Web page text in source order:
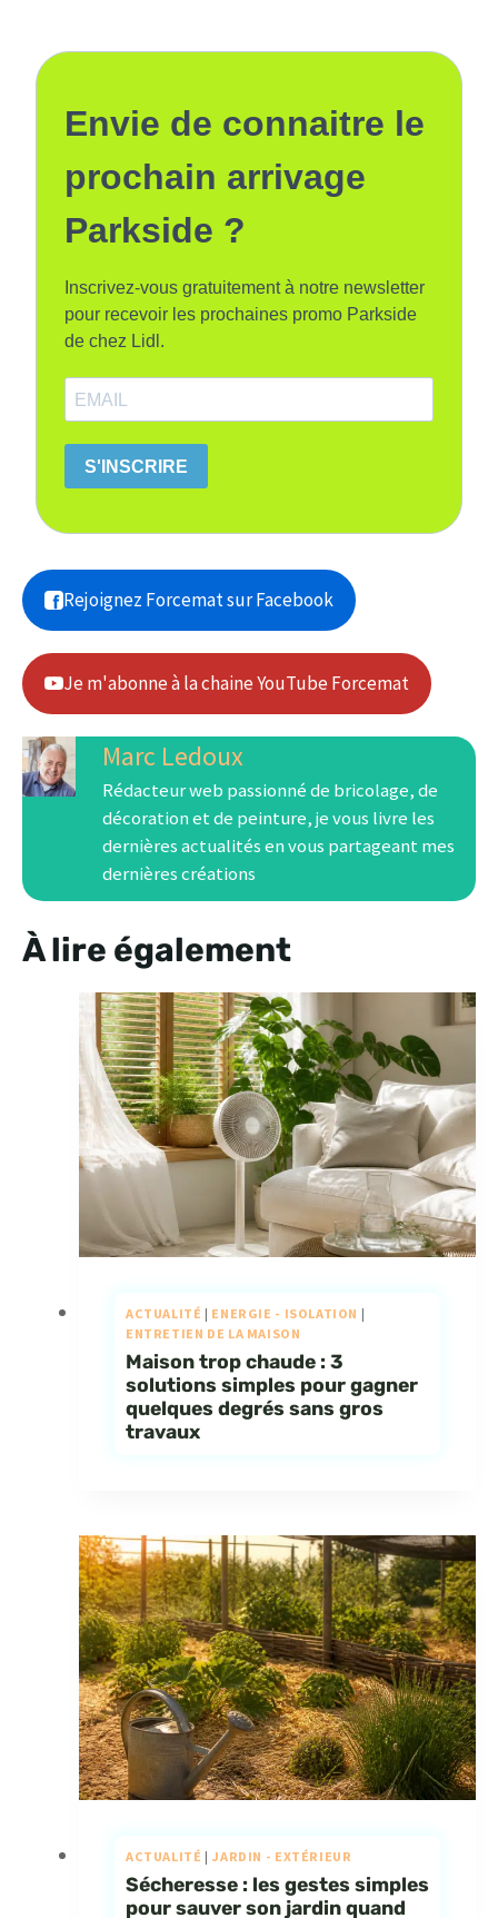
Envie de connaitre le
prochain arrivage
Parkside ?
Inscrivez-vous gratuitement à notre newsletter
pour recevoir les prochaines promo Parkside
de chez Lidl.
S'INSCRIRE
Rejoignez Forcemat sur Facebook
Je m'abonne à la chaine YouTube Forcemat
Marc Ledoux
Rédacteur web passionné de bricolage, de
décoration et de peinture, je vous livre les
dernières actualités en vous partageant mes
dernières créations
À lire également
ACTUALITÉ | ENERGIE - ISOLATION |
ENTRETIEN DE LA MAISON
Maison trop chaude : 3
solutions simples pour gagner
quelques degrés sans gros
travaux
ACTUALITÉ | JARDIN - EXTÉRIEUR
Sécheresse : les gestes simples
pour sauver son jardin quand